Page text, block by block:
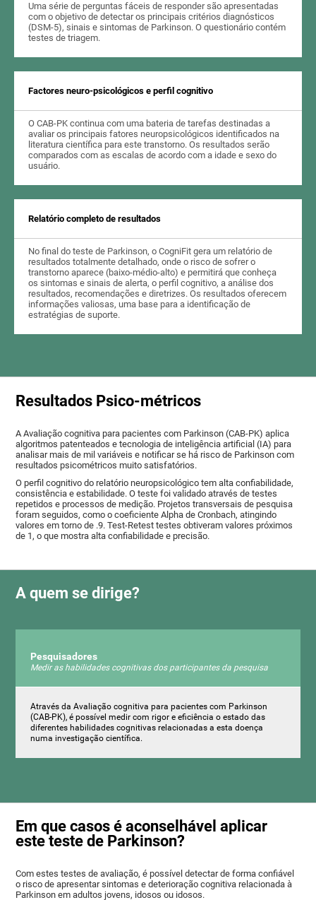
Uma série de perguntas fáceis de responder são apresentadas
com o objetivo de detectar os principais critérios diagnósticos
(DSM-5), sinais e sintomas de Parkinson. O questionário contém
testes de triagem.
Factores neuro-psicológicos e perfil cognitivo
O CAB-PK continua com uma bateria de tarefas destinadas a
avaliar os principais fatores neuropsicológicos identificados na
literatura científica para este transtorno. Os resultados serão
comparados com as escalas de acordo com a idade e sexo do
usuário.
Relatório completo de resultados
No final do teste de Parkinson, o CogniFit gera um relatório de
resultados totalmente detalhado, onde o risco de sofrer o
transtorno aparece (baixo-médio-alto) e permitirá que conheça
os sintomas e sinais de alerta, o perfil cognitivo, a análise dos
resultados, recomendações e diretrizes. Os resultados oferecem
informações valiosas, uma base para a identificação de
estratégias de suporte.
Resultados Psico-métricos
A Avaliação cognitiva para pacientes com Parkinson (CAB-PK) aplica
algoritmos patenteados e tecnologia de inteligência artificial (IA) para
analisar mais de mil variáveis ​​e notificar se há risco de Parkinson com
resultados psicométricos muito satisfatórios.
O perfil cognitivo do relatório neuropsicológico tem alta confiabilidade,
consistência e estabilidade. O teste foi validado através de testes
repetidos e processos de medição. Projetos transversais de pesquisa
foram seguidos, como o coeficiente Alpha de Cronbach, atingindo
valores em torno de .9. Test-Retest testes obtiveram valores próximos
de 1, o que mostra alta confiabilidade e precisão.
A quem se dirige?
Pesquisadores
Medir as habilidades cognitivas dos participantes da pesquisa
Através da Avaliação cognitiva para pacientes com Parkinson
(CAB-PK), é possível medir com rigor e eficiência o estado das
diferentes habilidades cognitivas relacionadas a esta doença
numa investigação científica.
Em que casos é aconselhável aplicar
este teste de Parkinson?
Com estes testes de avaliação, é possível detectar de forma confiável
o risco de apresentar sintomas e deterioração cognitiva relacionada à
Parkinson em adultos jovens, idosos ou idosos.